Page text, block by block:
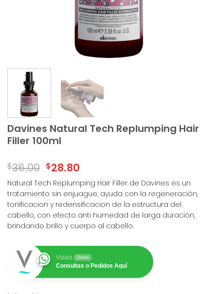
Davines Natural Tech Replumping Hair
Filler 100ml
$36.00 $28.80
Natural Tech Replumping Hair Filler de Davines es un
tratamiento sin enjuague, ayuda con la regeneración,
tonificacion y redensificacion de la estructura del
cabello, con efecto anti humedad de larga duración,
brindando brillo y cuerpo al cabello.
Vidals Online
Consultas o Pedidos Aquí